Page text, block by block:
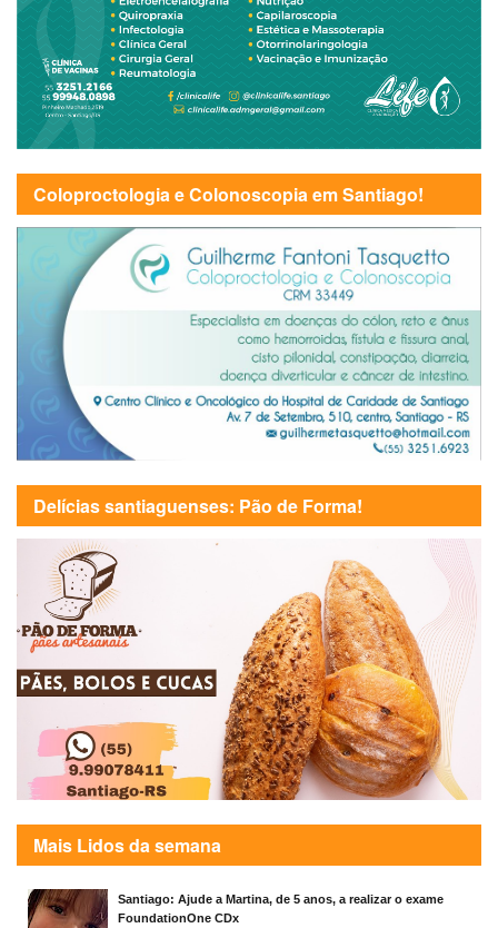
Coloproctologia e Colonoscopia em Santiago!
Delícias santiaguenses: Pão de Forma!
Mais Lidos da semana
Santiago: Ajude a Martina, de 5 anos, a realizar o exame
FoundationOne CDx